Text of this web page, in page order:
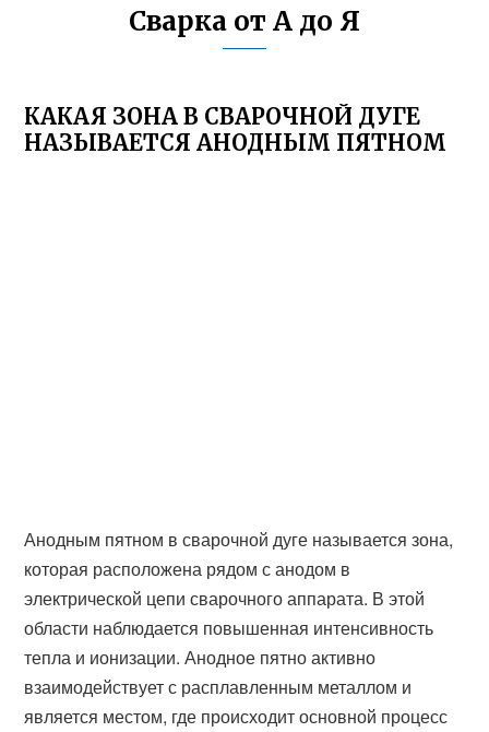
Сварка от А до Я
КАКАЯ ЗОНА В СВАРОЧНОЙ ДУГЕ
НАЗЫВАЕТСЯ АНОДНЫМ ПЯТНОМ
Анодным пятном в сварочной дуге называется зона,
которая расположена рядом с анодом в
электрической цепи сварочного аппарата. В этой
области наблюдается повышенная интенсивность
тепла и ионизации. Анодное пятно активно
взаимодействует с расплавленным металлом и
является местом, где происходит основной процесс